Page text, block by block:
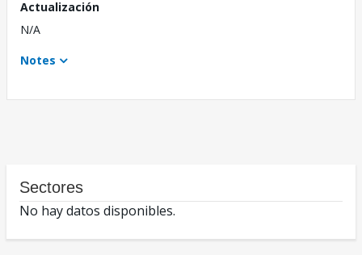
Actualización
N/A
Notes
Sectores
No hay datos disponibles.